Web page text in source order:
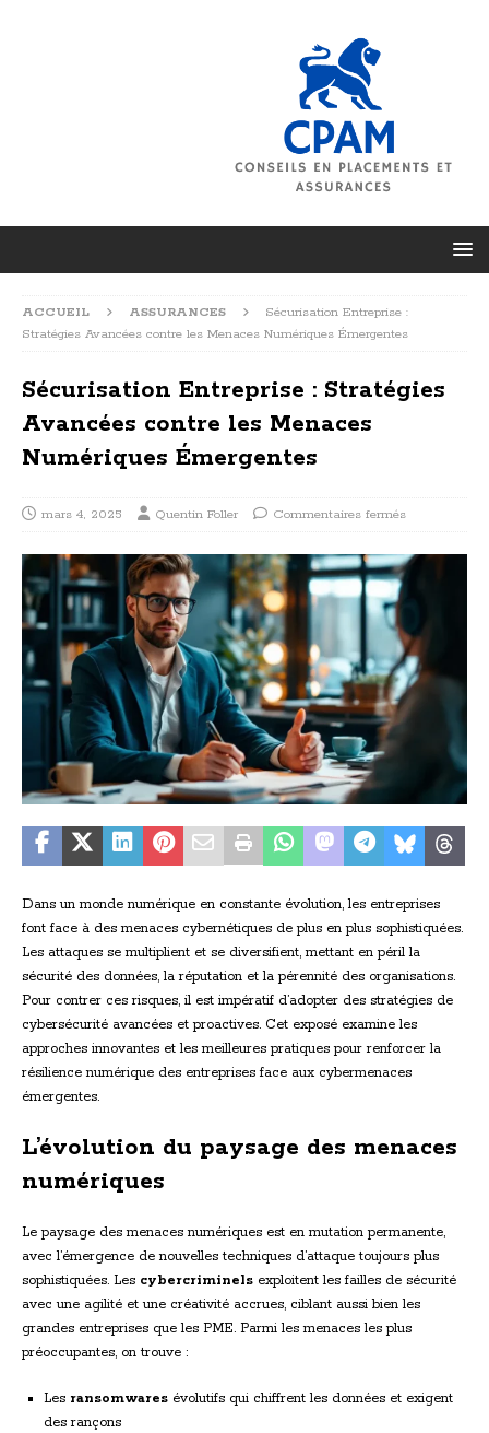
ACCUEIL ASSURANCES
Sécurisation Entreprise :
Stratégies Avancées contre les Menaces Numériques Émergentes
Sécurisation Entreprise : Stratégies
Avancées contre les Menaces
Numériques Émergentes
mars 4, 2025 Quentin Foller Commentaires fermés
Dans un monde numérique en constante évolution, les entreprises
font face à des menaces cybernétiques de plus en plus sophistiquées.
Les attaques se multiplient et se diversifient, mettant en péril la
sécurité des données, la réputation et la pérennité des organisations.
Pour contrer ces risques, il est impératif d’adopter des stratégies de
cybersécurité avancées et proactives. Cet exposé examine les
approches innovantes et les meilleures pratiques pour renforcer la
résilience numérique des entreprises face aux cybermenaces
émergentes.
L’évolution du paysage des menaces
numériques
Le paysage des menaces numériques est en mutation permanente,
avec l’émergence de nouvelles techniques d’attaque toujours plus
sophistiquées. Les cybercriminels exploitent les failles de sécurité
avec une agilité et une créativité accrues, ciblant aussi bien les
grandes entreprises que les PME. Parmi les menaces les plus
préoccupantes, on trouve :
Les ransomwares évolutifs qui chiffrent les données et exigent
des rançons